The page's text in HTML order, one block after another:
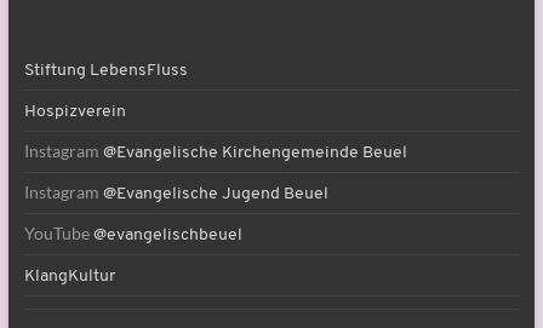
Stiftung LebensFluss
Hospizverein
Instagram @Evangelische Kirchengemeinde Beuel
Instagram @Evangelische Jugend Beuel
YouTube @evangelischbeuel
KlangKultur